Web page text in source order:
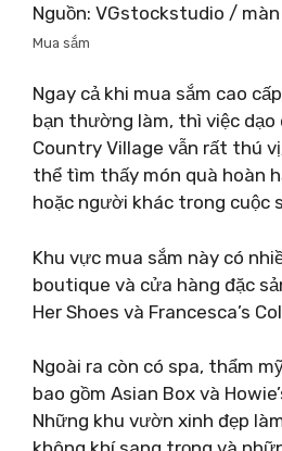
Nguồn: VGstockstudio /
Mua sắm
Ngay cả khi mua sắm cao
bạn thường làm, thì việc dạo
Country Village vẫn rất thú
thể tìm thấy món quà hoàn
hoặc người khác trong cuộc
Khu vực mua sắm này có
boutique và cửa hàng đặc
Her Shoes và Francesca’s
Ngoài ra còn có spa, thẩm
bao gồm Asian Box và
Những khu vườn xinh đẹp